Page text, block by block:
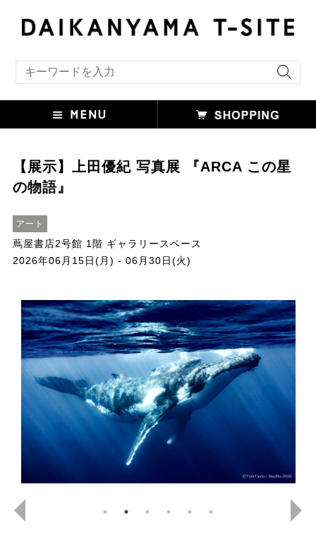
【展示】上田優紀 写真展 『ARCA この星
の物語』
アート
蔦屋書店2号館 1階 ギャラリースペース
2026年06月15日(月) - 06月30日(火)